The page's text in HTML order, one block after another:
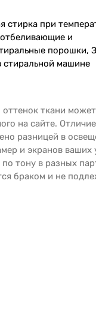
стирка при
и
порошки,
стиральной машине
ткани может
на сайте.
разницей в
и экранов ваших
тону в разных
браком и не